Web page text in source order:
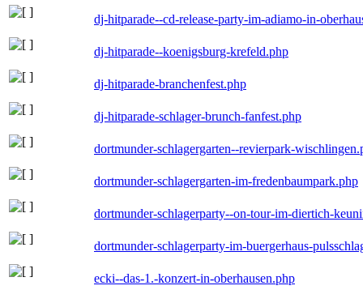
dj-hitparade--cd-release-party-im-adiamo-in-
dj-hitparade--koenigsburg-krefeld.php
dj-hitparade-branchenfest.php
dj-hitparade-schlager-brunch-fanfest.php
dortmunder-schlagergarten--revierpark-
dortmunder-schlagergarten-im-fredenbaumpark.php
dortmunder-schlagerparty--on-tour-im-diertich-
dortmunder-schlagerparty-im-buergerhaus-
ecki--das-1.-konzert-in-oberhausen.php